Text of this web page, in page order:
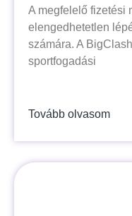
A megfelelő fizetési
elengedhetetlen
számára. A
sportfogadási
Tovább olvasom